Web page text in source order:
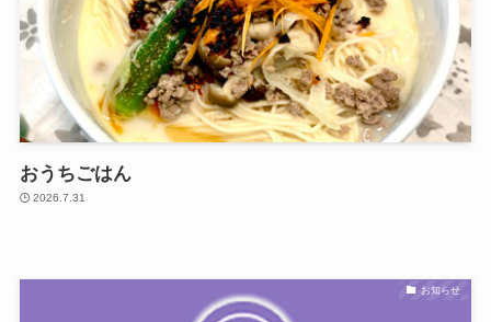
おうちごはん
2026.7.31
お知らせ